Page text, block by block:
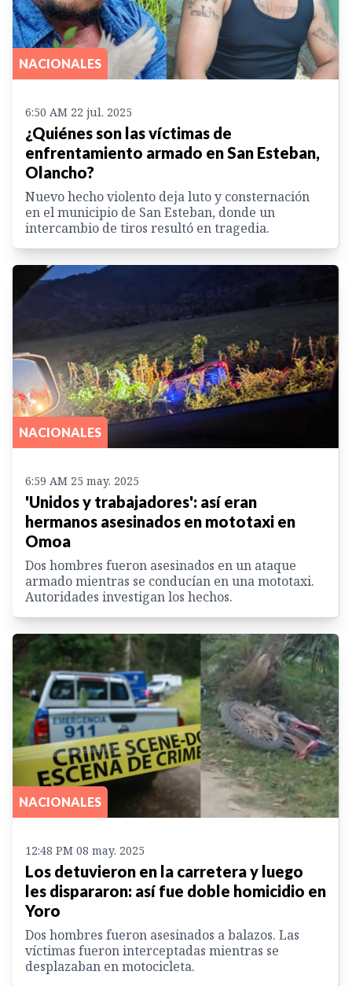
NACIONALES
6:50 AM 22 jul. 2025
¿Quiénes son las víctimas de
enfrentamiento armado en San Esteban,
Olancho?
Nuevo hecho violento deja luto y consternación
en el municipio de San Esteban, donde un
intercambio de tiros resultó en tragedia.
NACIONALES
6:59 AM 25 may. 2025
'Unidos y trabajadores': así eran
hermanos asesinados en mototaxi en
Omoa
Dos hombres fueron asesinados en un ataque
armado mientras se conducían en una mototaxi.
Autoridades investigan los hechos.
NACIONALES
12:48 PM 08 may. 2025
Los detuvieron en la carretera y luego
les dispararon: así fue doble homicidio en
Yoro
Dos hombres fueron asesinados a balazos. Las
víctimas fueron interceptadas mientras se
desplazaban en motocicleta.